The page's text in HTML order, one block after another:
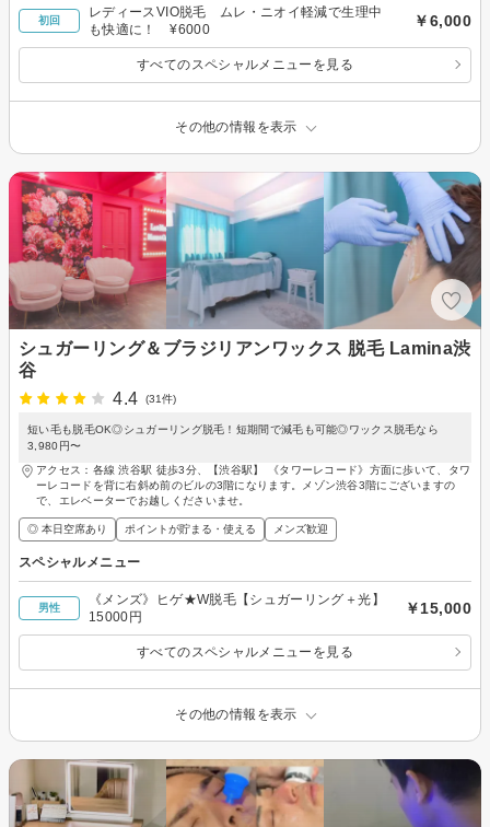
初回
レディースVIO脱毛 ムレ・ニオイ軽減で生理中
も快適に！ ¥6000
￥6,000
すべてのスペシャルメニューを見る
その他の情報を表示
シュガーリング＆ブラジリアンワックス 脱毛 Lamina渋
谷
4.4
(31件)
短い毛も脱毛OK◎シュガーリング脱毛！短期間で減毛も可能◎ワックス脱毛なら
3,980円〜
アクセス：各線 渋谷駅 徒歩3分、【渋谷駅】 《タワーレコード》方面に歩いて、タワ
ーレコードを背に右斜め前のビルの3階になります。メゾン渋谷3階にございますの
で、エレベーターでお越しくださいませ。
◎ 本日空席あり ポイントが貯まる・使える メンズ歓迎
スペシャルメニュー
男性
《メンズ》ヒゲ★W脱毛【シュガーリング＋光】
15000円
￥15,000
すべてのスペシャルメニューを見る
その他の情報を表示